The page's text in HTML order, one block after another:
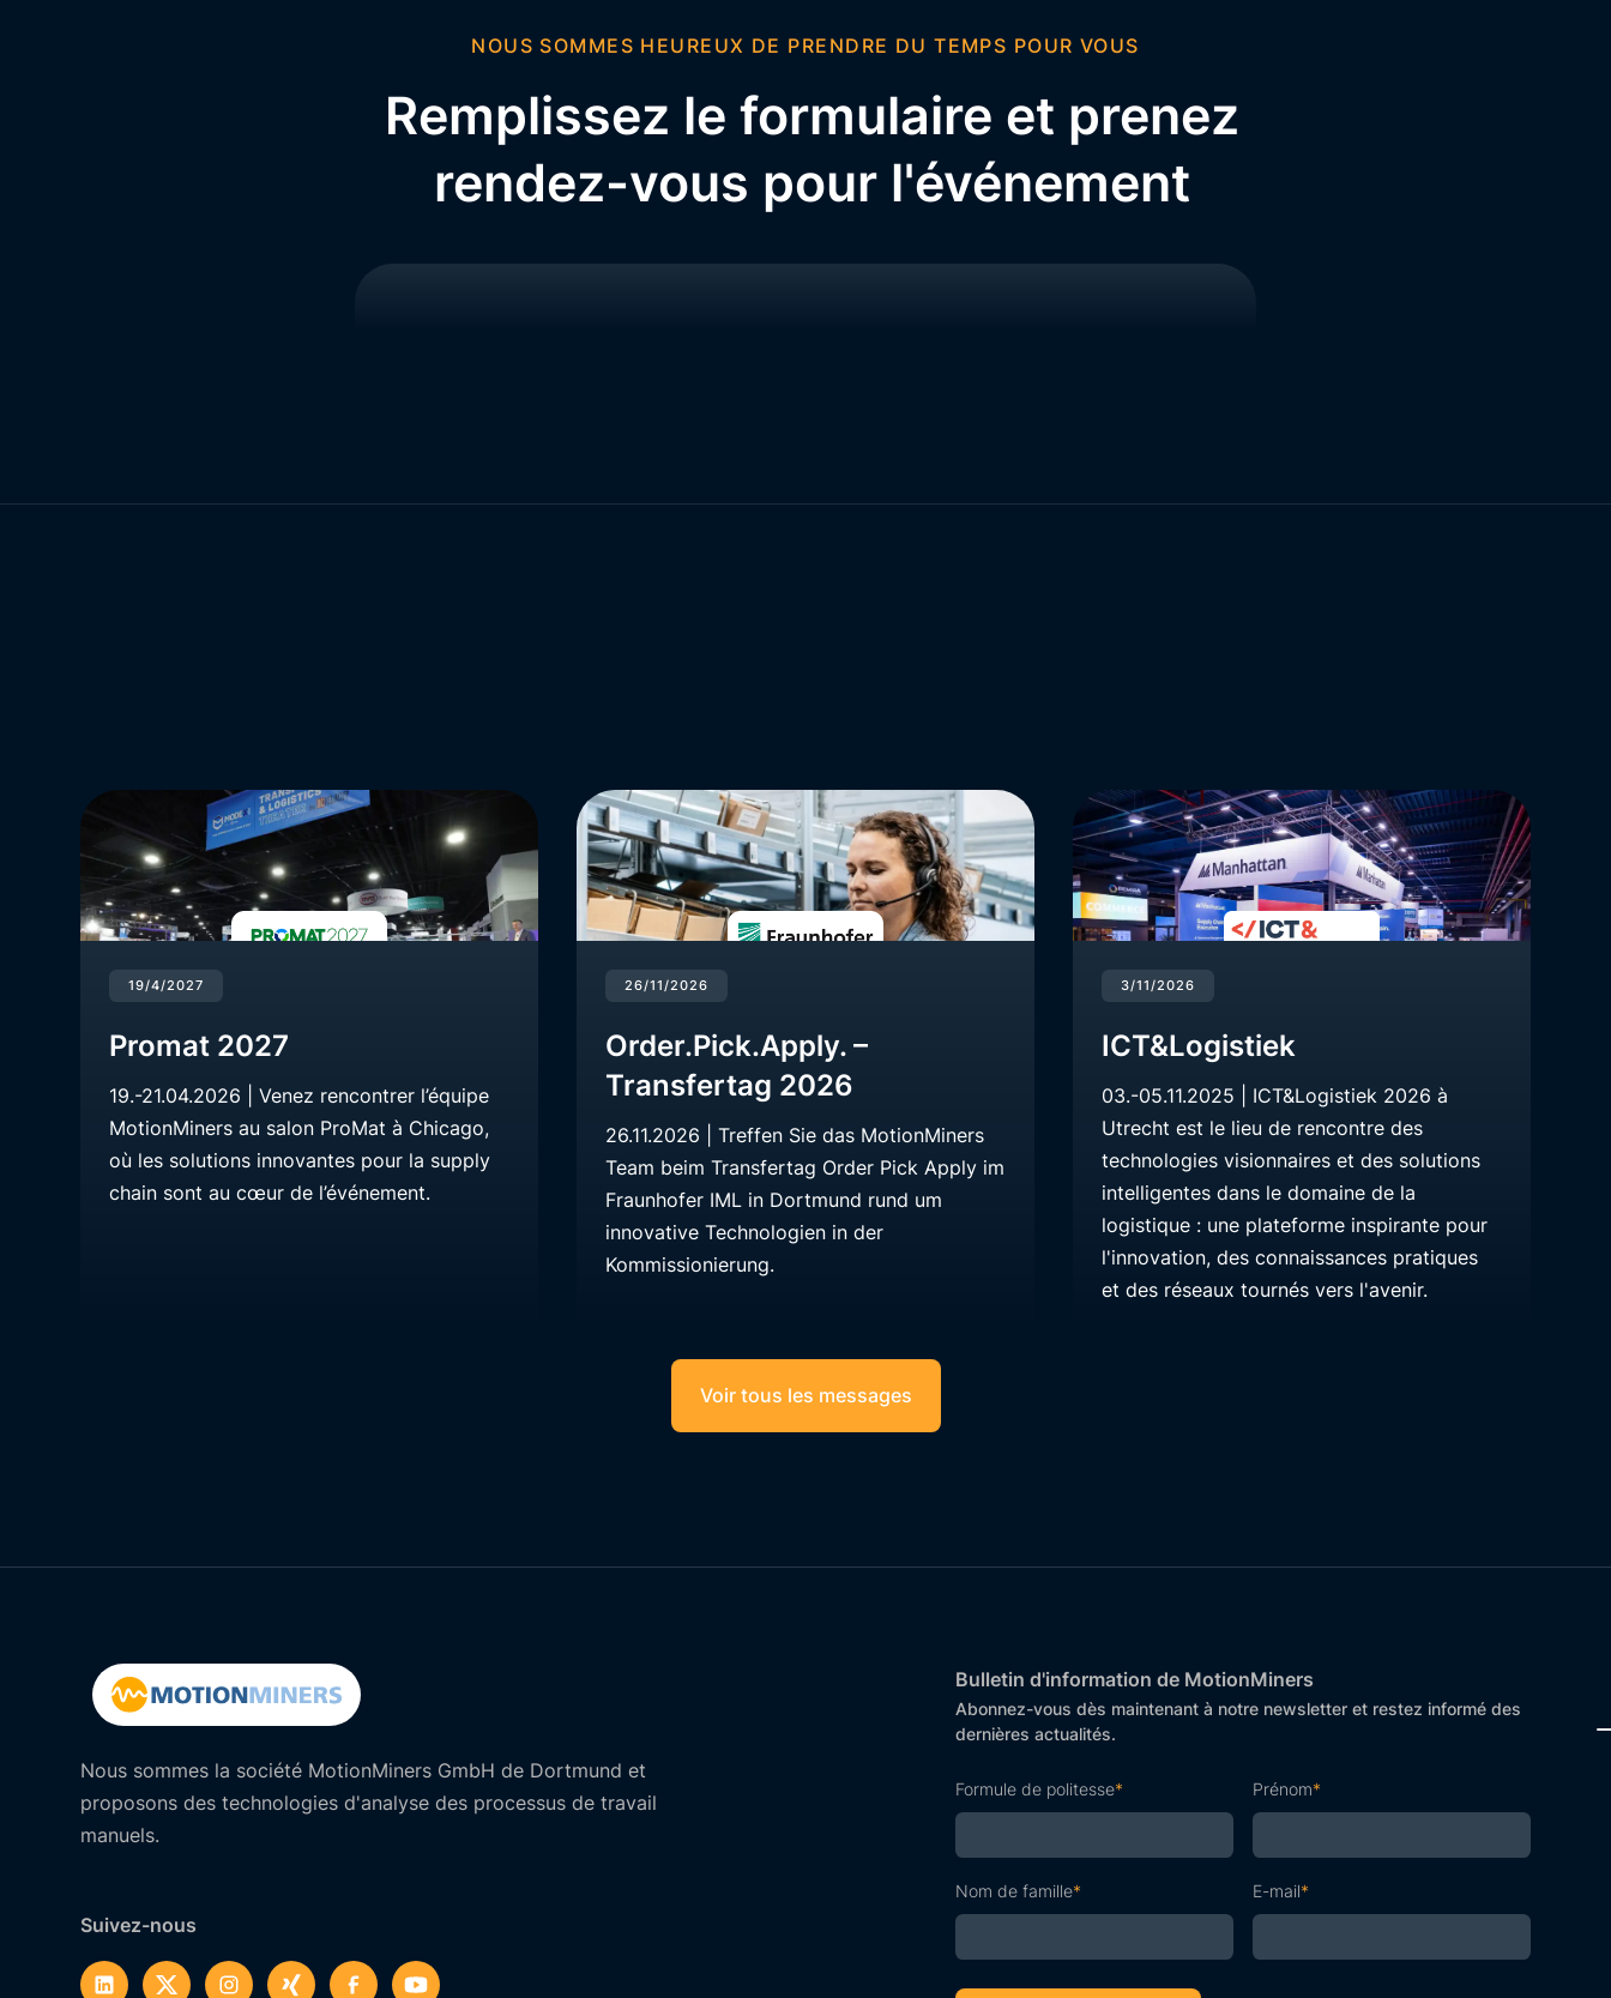
NOUS SOMMES HEUREUX DE PRENDRE DU TEMPS POUR VOUS
Remplissez le formulaire et prenez
rendez-vous pour l'événement
19/4/2027
Promat 2027
19.-21.04.2026 | Venez rencontrer l’équipe
MotionMiners au salon ProMat à Chicago,
où les solutions innovantes pour la supply
chain sont au cœur de l’événement.
26/11/2026
Order.Pick.Apply. –
Transfertag 2026
26.11.2026 | Treffen Sie das MotionMiners
Team beim Transfertag Order Pick Apply im
Fraunhofer IML in Dortmund rund um
innovative Technologien in der
Kommissionierung.
3/11/2026
ICT&Logistiek
03.-05.11.2025 | ICT&Logistiek 2026 à
Utrecht est le lieu de rencontre des
technologies visionnaires et des solutions
intelligentes dans le domaine de la
logistique : une plateforme inspirante pour
l'innovation, des connaissances pratiques
et des réseaux tournés vers l'avenir.
Voir tous les messages
Nous sommes la société MotionMiners GmbH de Dortmund et
proposons des technologies d'analyse des processus de travail
manuels.
Suivez-nous
Bulletin d'information de MotionMiners
Abonnez-vous dès maintenant à notre newsletter et restez informé des
dernières actualités.
Formule de politesse* Prénom*
Nom de famille* E-mail*